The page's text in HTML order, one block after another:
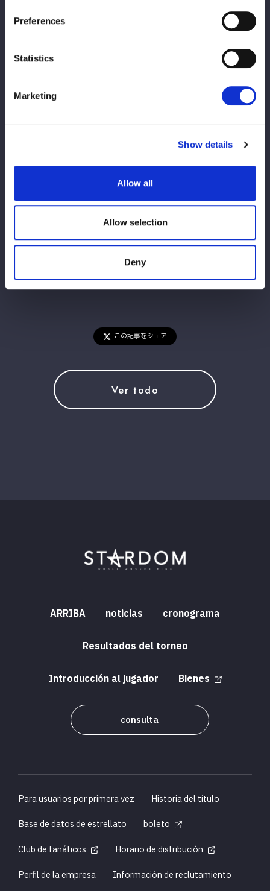
Preferences
Statistics
Marketing
Show details
Allow all
Allow selection
Deny
ベルトポートレート レディ・C（アーティスト）
大会当日は混雑が予想されますので、お早めの来場をお勧めしま
大会情報はこちら↓
6/6（土） 宮城・仙台PIT大会
6/7（日） 栃木・ライトキューブ宇都宮大会
この記事をシェア
Ver todo
ARRIBA noticias cronograma
Resultados del torneo
Introducción al jugador Bienes
consulta
Para usuarios por primera vez
Historia del título
Base de datos de estrellato
boleto
Club de fanáticos
Horario de distribución
Perfil de la empresa
Información de reclutamiento